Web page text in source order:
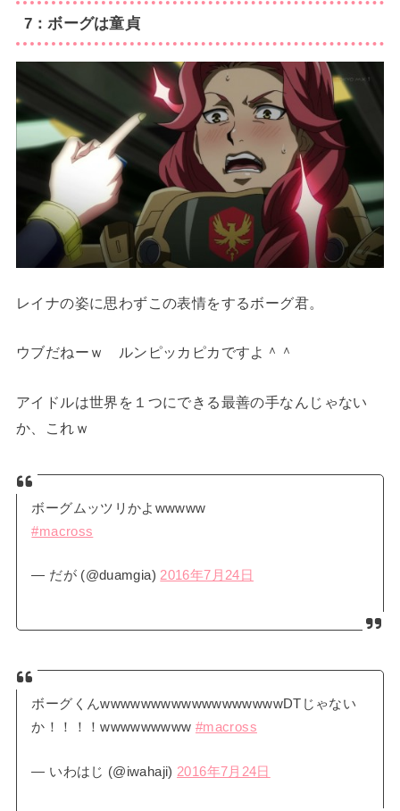
7：ボーグは童貞
レイナの姿に思わずこの表情をするボーグ君。
ウブだねーｗ ルンピッカピカですよ＾＾
アイドルは世界を１つにできる最善の手なんじゃない
か、これｗ
ボーグムッツリかよwwwww
#macross
— だが (@duamgia)2016年7月24日
ボーグくんwwwwwwwwwwwwwwwwwwDTじゃない
か！！！！wwwwwwwww #macross
— いわはじ (@iwahaji) 2016年7月24日